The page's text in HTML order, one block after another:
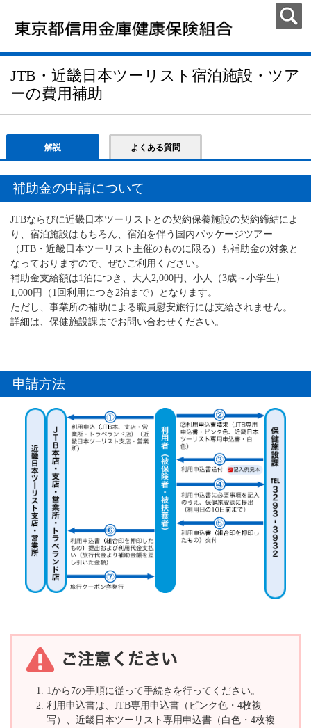
JTB・近畿日本ツーリスト宿泊施設・ツア
ーの費用補助
解説 よくある質問
補助金の申請について
JTBならびに近畿日本ツーリストとの契約保養施設の契約締結によ
り、宿泊施設はもちろん、宿泊を伴う国内パッケージツアー
（JTB・近畿日本ツーリスト主催のものに限る）も補助金の対象と
なっておりますので、ぜひご利用ください。
補助金支給額は1泊につき、大人2,000円、小人（3歳～小学生）
1,000円（1回利用につき2泊まで）となります。
ただし、事業所の補助による職員慰安旅行には支給されません。
詳細は、保健施設課までお問い合わせください。
申請方法
1から7の手順に従って手続きを行ってください。
利用申込書は、JTB専用申込書（ピンク色・4枚複
写）、近畿日本ツーリスト専用申込書（白色・4枚複